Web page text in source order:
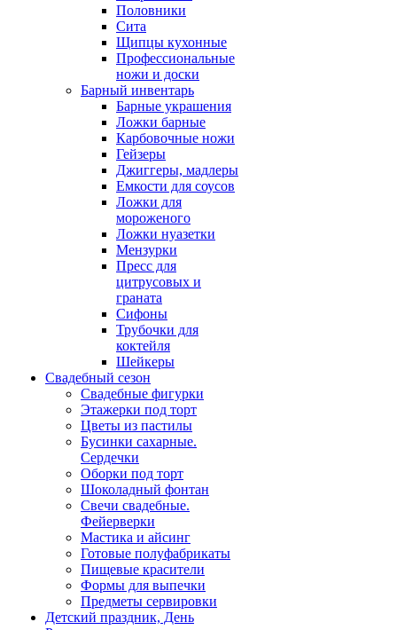
Половники
Сита
Щипцы кухонные
Профессиональные
ножи и доски
Барный инвентарь
Барные украшения
Ложки барные
Карбовочные ножи
Гейзеры
Джиггеры, мадлеры
Емкости для соусов
Ложки для
мороженого
Ложки нуазетки
Мензурки
Пресс для
цитрусовых и
граната
Сифоны
Трубочки для
коктейля
Шейкеры
Свадебный сезон
Свадебные фигурки
Этажерки под торт
Цветы из пастилы
Бусинки сахарные.
Сердечки
Оборки под торт
Шоколадный фонтан
Свечи свадебные.
Фейерверки
Мастика и айсинг
Готовые полуфабрикаты
Пищевые красители
Формы для выпечки
Предметы сервировки
Детский праздник, День